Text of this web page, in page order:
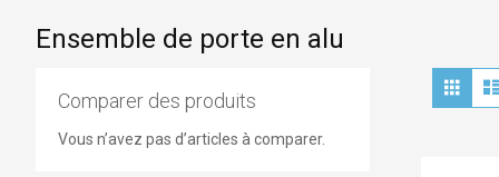
Ensemble de porte en alu
en
Grille
Comparer des produits
Vous n’avez pas d’articles à comparer.